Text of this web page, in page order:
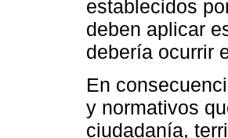
establecidos
deben aplicar
debería ocurrir
En
y normativos
ciudadanía,